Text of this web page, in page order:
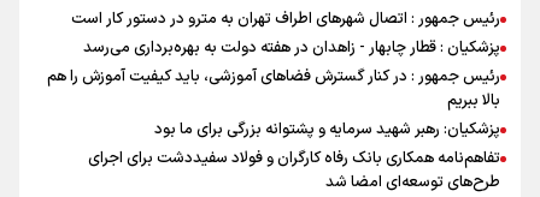
رئیس جمهور : اتصال شهرهای اطراف تهران به مترو در دستور کار است
پزشکیان : قطار چابهار - زاهدان در هفته دولت به بهره‌برداری می‌رسد
رئیس جمهور : در کنار گسترش فضاهای آموزشی، باید کیفیت آموزش را هم
بالا ببریم
پزشکیان: رهبر شهید سرمایه و پشتوانه بزرگی برای ما بود
تفاهم‌نامه همکاری بانک رفاه کارگران و فولاد سفیددشت برای اجرای
طرح‌های توسعه‌ای امضا شد